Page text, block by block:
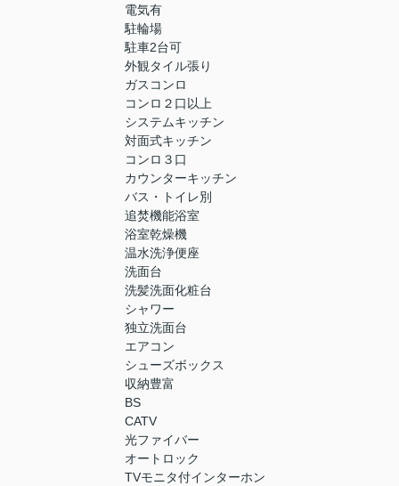
電気有
駐輪場
駐車2台可
外観タイル張り
ガスコンロ
コンロ２口以上
システムキッチン
対面式キッチン
コンロ３口
カウンターキッチン
バス・トイレ別
追焚機能浴室
浴室乾燥機
温水洗浄便座
洗面台
洗髪洗面化粧台
シャワー
独立洗面台
エアコン
シューズボックス
収納豊富
BS
CATV
光ファイバー
オートロック
TVモニタ付インターホン